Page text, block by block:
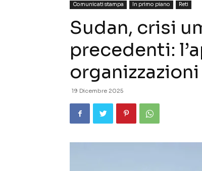
Comunicati stampa In primo piano Reti
Sudan, crisi
precedenti:
19 Dicembre 2025